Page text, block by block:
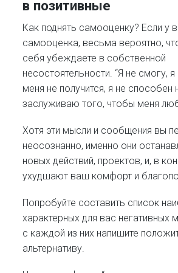
в позитивные
Как поднять самооценку? Если у
самооценка, весьма вероятно,
себя убеждаете в собственной
несостоятельности. “Я не смогу,
меня не получится, я не способен
заслуживаю того, чтобы меня
Хотя эти мысли и сообщения вы
неосознанно, именно они
новых действий, проектов, и, в
ухудшают ваш комфорт и
Попробуйте составить список
характерных для вас негативных
с каждой из них напишите
альтернативу.